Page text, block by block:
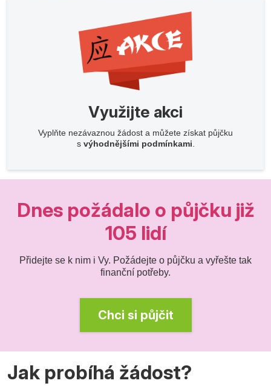
Využijte akci
Vyplňte nezávaznou žádost a můžete získat půjčku
s výhodnějšími podmínkami
Dnes požádalo o půjčku již
105 lidí
Přidejte se k nim i Vy. Požádejte o půjčku a vyřešte tak
finanční potřeby.
Chci si půjčit
Jak probíhá žádost?